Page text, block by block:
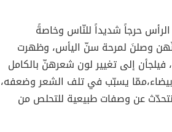
حرجاً شديداً للنّاس وخاصةً
وصلنَ لمرحة سنّ اليأس، وظهرت
إلى تغيير لون شعرهنّ بالكامل
يسبّب في تلف الشعر وضعفه،
عن وصفات طبيعية للتحلص من